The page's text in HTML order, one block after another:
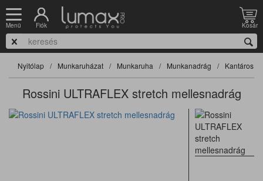
Menü Fiók Kosár
Nyitólap Munkaruházat Munkaruha Munkanadrág Kantáros
Rossini ULTRAFLEX stretch mellesnadrág